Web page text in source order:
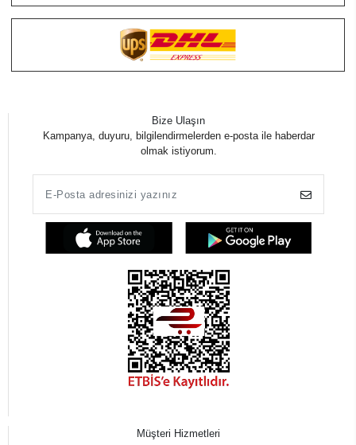
Bize Ulaşın
Kampanya, duyuru, bilgilendirmelerden e-posta ile haberdar
olmak istiyorum.
Müşteri Hizmetleri